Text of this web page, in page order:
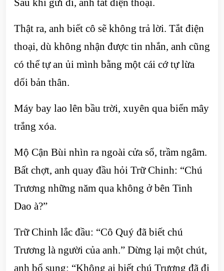
Sau khi gửi đi, anh tắt điện thoại.
Thật ra, anh biết cô sẽ không trả lời. Tắt điện
thoại, dù không nhận được tin nhắn, anh cũng
có thể tự an ủi mình bằng một cái cớ tự lừa
dối bản thân.
Máy bay lao lên bầu trời, xuyên qua biển mây
trắng xóa.
Mộ Cận Bùi nhìn ra ngoài cửa sổ, trầm ngâm.
Bất chợt, anh quay đầu hỏi Trữ Chinh: “Chú
Trương những năm qua không ở bên Tinh
Dao à?”
Trữ Chinh lắc đầu: “Cô Quý đã biết chú
Trương là người của anh.” Dừng lại một chút,
anh bổ sung: “Không ai biết chú Trương đã đi